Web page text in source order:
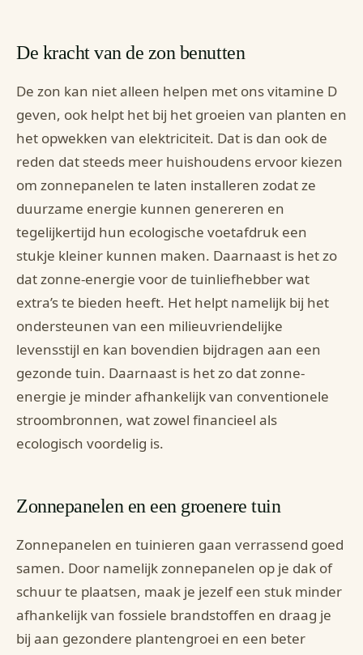
De kracht van de zon benutten
De zon kan niet alleen helpen met ons vitamine D
geven, ook helpt het bij het groeien van planten en
het opwekken van elektriciteit. Dat is dan ook de
reden dat steeds meer huishoudens ervoor kiezen
om zonnepanelen te laten installeren zodat ze
duurzame energie kunnen genereren en
tegelijkertijd hun ecologische voetafdruk een
stukje kleiner kunnen maken. Daarnaast is het zo
dat zonne-energie voor de tuinliefhebber wat
extra’s te bieden heeft. Het helpt namelijk bij het
ondersteunen van een milieuvriendelijke
levensstijl en kan bovendien bijdragen aan een
gezonde tuin. Daarnaast is het zo dat zonne-
energie je minder afhankelijk van conventionele
stroombronnen, wat zowel financieel als
ecologisch voordelig is.
Zonnepanelen en een groenere tuin
Zonnepanelen en tuinieren gaan verrassend goed
samen. Door namelijk zonnepanelen op je dak of
schuur te plaatsen, maak je jezelf een stuk minder
afhankelijk van fossiele brandstoffen en draag je
bij aan gezondere plantengroei en een beter